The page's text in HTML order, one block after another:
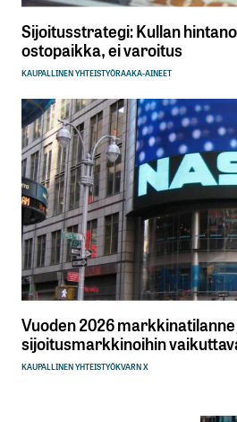
Sijoitusstrategi: Kullan
ostopaikka, ei varoitus
KAUPALLINEN YHTEISTYÖRAAKA-AINEET
Vuoden 2026
sijoitusmarkkinoihin
KAUPALLINEN YHTEISTYÖKVARN X